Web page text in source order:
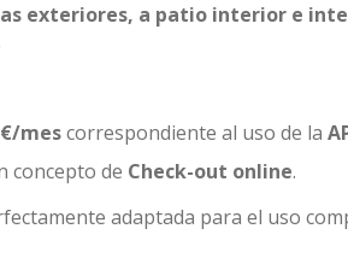
exteriores, a patio interior e
mescorrespondiente al uso de la
concepto de Check-out online.
adaptada para el uso